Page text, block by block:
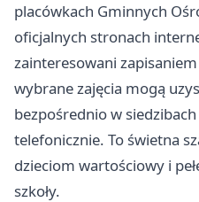
placówkach Gminnych
oficjalnych stronach
zainteresowani
wybrane zajęcia mogą
bezpośrednio w
telefonicznie. To świetna
dzieciom wartościowy i
szkoły.